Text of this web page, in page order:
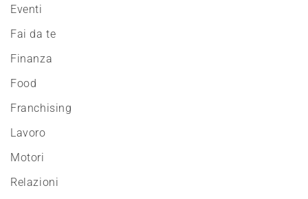
Eventi
Fai da te
Finanza
Food
Franchising
Lavoro
Motori
Relazioni